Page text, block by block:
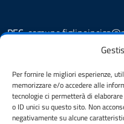
Per fornire le migliori esperienze,
memorizzare e/o accedere alle
tecnologie ci permetterà di
o ID unici su questo sito. Non
negativamente su alcune
PEC:
Centralino unico: 05591251
Leggi le FAQ
Prenotazione appuntamento
Segnalazione disservizio
Whistleblowing